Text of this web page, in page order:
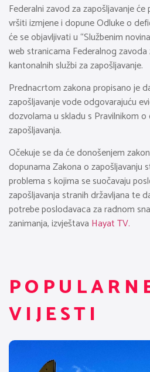
Federalni zavod za zapošljavanje
vršiti izmjene i dopune Odluke o
će se objavljivati u “Službenim
web stranicama Federalnog zavoda
kantonalnih službi za zapošljavanje.
Prednacrtom zakona propisano je
zapošljavanje vode odgovarajuću
dozvolama u skladu s Pravilnikom
zapošljavanja.
Očekuje se da će donošenjem
dopunama Zakona o zapošljavanju
problema s kojima se suočavaju
zapošljavanja stranih državljana te
potrebe poslodavaca za radnom
zanimanja, izvještava Hayat TV.
VIJESTI